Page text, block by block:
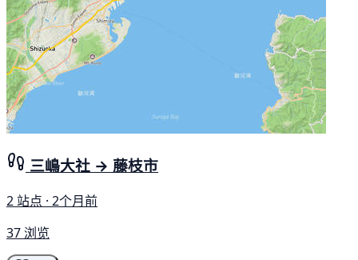
三嶋大社 → 藤枝市
2 站点 · 2个月前
37 浏览